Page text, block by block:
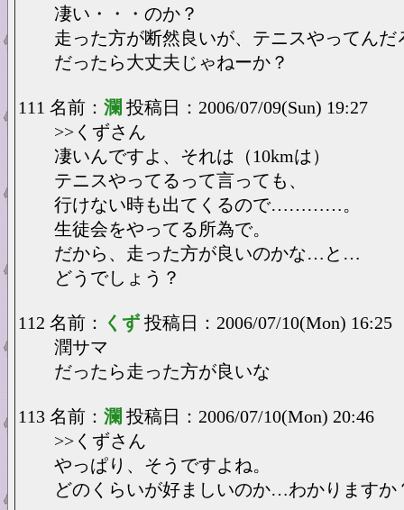
凄い・・・のか？
走った方が断然良いが、テニスやってんだ
だったら大丈夫じゃねーか？
111 名前： 瀾 投稿日：2006/07/09(Sun) 19:27
>>くずさん
凄いんですよ、それは（10kmは）
テニスやってるって言っても、
行けない時も出てくるので…………。
生徒会をやってる所為で。
だから、走った方が良いのかな…と…
どうでしょう？
112 名前： くず 投稿日：2006/07/10(Mon) 16:25
潤サマ
だったら走った方が良いな
113 名前： 瀾 投稿日：2006/07/10(Mon) 20:46
>>くずさん
やっぱり、そうですよね。
どのくらいが好ましいのか…わかりますか